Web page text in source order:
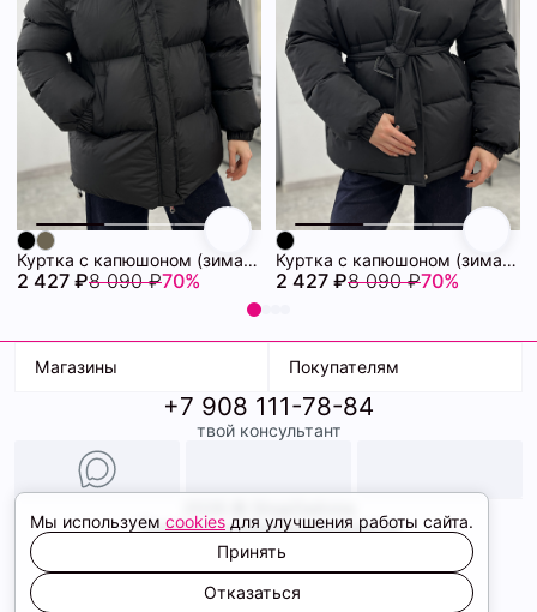
Куртка с капюшоном (зима) 72460880\15
2 427 ₽8 090 ₽70%
Куртка с капюшоном (зима) 72460878\15
2 427 ₽8 090 ₽70%
Магазины
ТК Терминал
ТРК Континент
Покупателям
Доставка
Условия оплаты
Образы
+7 908 111-78-84
твой консультант
Политика конфиденциальности
Соглашение cookie
Сайт создали
Мы используем cookies для улучшения работы сайта.
Принять
Отказаться